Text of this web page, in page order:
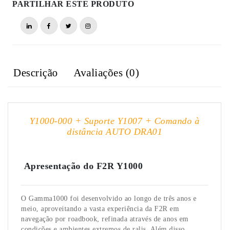
PARTILHAR ESTE PRODUTO
Descrição Avaliações (0)
Y1000-000 + Suporte Y1007 + Comando à
distância AUTO DRA01
Apresentação do F2R Y1000
O Gamma1000 foi desenvolvido ao longo de três anos e
meio, aproveitando a vasta experiência da F2R em
navegação por roadbook, refinada através de anos em